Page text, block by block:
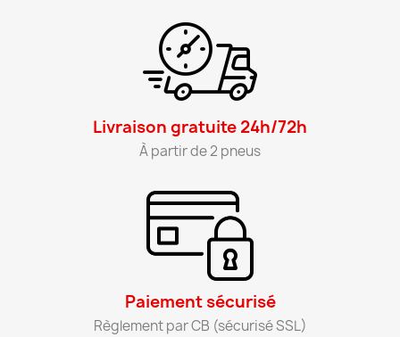
Livraison gratuite 24h/72h​
À partir de 2 pneus​
Paiement sécurisé​
Règlement par CB (sécurisé SSL)​